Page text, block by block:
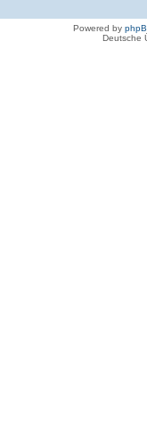
Powered by
Deutsche